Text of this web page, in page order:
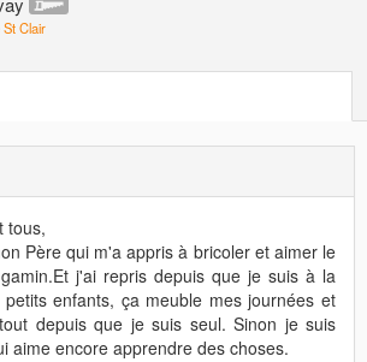
St Clair
tous,
Père qui m'a appris à bricoler et aimer le
j'ai repris depuis que je suis à la
enfants, ça meuble mes journées et
depuis que je suis seul. Sinon je suis
aime encore apprendre des choses.